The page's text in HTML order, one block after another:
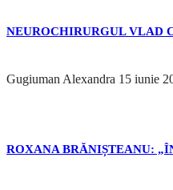
NEUROCHIRURGUL VLAD
Gugiuman Alexandra 15 iunie
ROXANA BRĂNIȘTEANU: